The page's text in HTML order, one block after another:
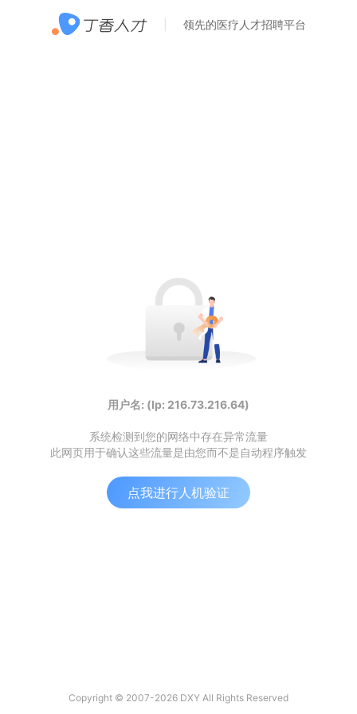
领先的医疗人才招聘平台
用户名: (Ip: 216.73.216.64)
系统检测到您的网络中存在异常流量
此网页用于确认这些流量是由您而不是自动程序触发
点我进行人机验证
Copyright © 2007-2026 DXY All Rights Reserved